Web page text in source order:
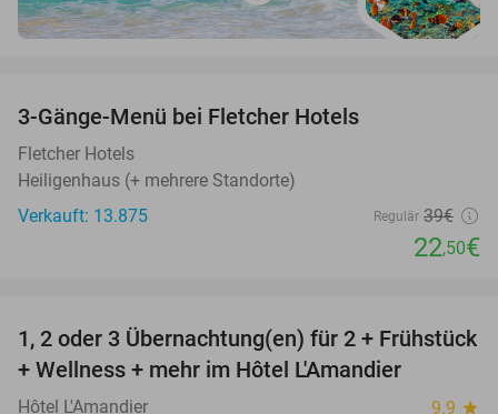
3-Gänge-Menü bei Fletcher Hotels
Fletcher Hotels
Heiligenhaus (+ mehrere Standorte)
Verkauft: 13.875
Regulär 39€
22,50€
32%
TODAY
1, 2 oder 3 Übernachtung(en) für 2 + Frühstück
+ Wellness + mehr im Hôtel L'Amandier
Hôtel L'Amandier 9.9 star